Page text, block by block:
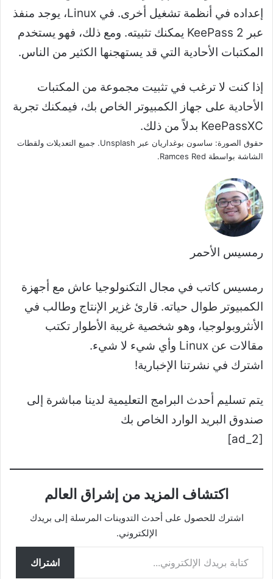
إعداده في أنظمة تشغيل أخرى. في Linux، يوجد منفذ
عبر KeePass 2 يمكنك تثبيته. ومع ذلك، فهو يستخدم
المكتبات الأحادية التي قد يستهجنها الكثير من الناس.
إذا كنت لا ترغب في تثبيت مجموعة من المكتبات
الأحادية على جهاز الكمبيوتر الخاص بك، فيمكنك تجربة
KeePassXC بدلاً من ذلك.
حقوق الصورة: ساسون بوغداريان عبر Unsplash. جميع التعديلات ولقطات
الشاشة بواسطة Ramces Red.
رمسيس الأحمر
رمسيس كاتب في مجال التكنولوجيا عاش مع أجهزة
الكمبيوتر طوال حياته. قارئ غزير الإنتاج وطالب في
الأنثروبولوجيا، وهو شخصية غريبة الأطوار تكتب
مقالات عن Linux وأي شيء لا شيء.
اشترك في نشرتنا الإخبارية!
يتم تسليم أحدث البرامج التعليمية لدينا مباشرة إلى
صندوق البريد الوارد الخاص بك
[ad_2]
اكتشاف المزيد من إشراق العالم
اشترك للحصول على أحدث التدوينات المرسلة إلى بريدك
الإلكتروني.
كتابة بريدك الإلكتروني...
اشتراك